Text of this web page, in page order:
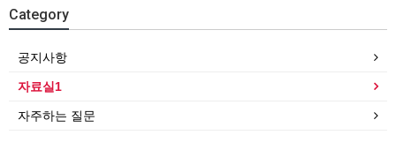
Category
공지사항
자료실1
자주하는 질문